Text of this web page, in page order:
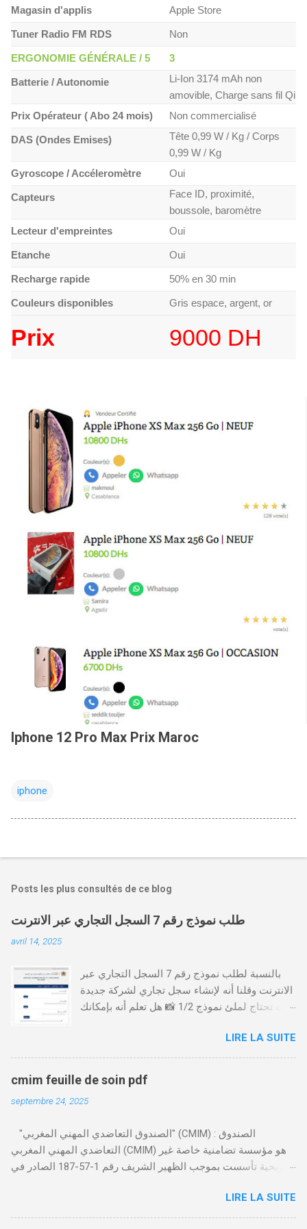
Magasin d'applis Apple Store
Tuner Radio FM RDS Non
ERGONOMIE GÉNÉRALE / 5 3
Batterie / Autonomie
Li-Ion 3174 mAh non
amovible, Charge sans fil Qi
Prix Opérateur ( Abo 24 mois)
Non commercialisé
DAS (Ondes Emises)
Tête 0,99 W / Kg / Corps
0,99 W / Kg
Gyroscope / Accéleromètre
Oui
Capteurs
Face ID, proximité,
boussole, baromètre
Lecteur d'empreintes
Oui
Etanche Oui
Recharge rapide 50% en 30 min
Couleurs disponibles Gris espace, argent, or
Prix 9000 DH
Iphone 12 Pro Max Prix Maroc
iphone
Posts les plus consultés de ce blog
طلب نموذج رقم 7 السجل التجاري عبر الانترنت
avril 14, 2025
بالنسبة لطلب نموذج رقم 7 السجل التجاري عبر
الانترنت وقلنا أنه لإنشاء سجل تجاري لشركة جديدة
أنت تحتاج لملئ نموذج 1/2 📸 هل تعلم أنه بإمكانك
من خلال الموقع التابع لوزارة العدل، بدون الحاجة
للتنقل للمحكمة التجارية
https://servicesenligne.justice.gov.ma كيفية
طلب النموذجين 7 و 9 من الإنترنت في المغرب .
الخطوات: الدخول إلى موقع المحاكم-
المعلومات الشخصية إضافة معلومات الطالب .
دفع واجب الأداء 20 درهم عن طريق البطاقة
البنكية. تأكيد العملية . استلام النموذج في مدة
LIRE LA SUITE
cmim feuille de soin pdf
septembre 24, 2025
"الصندوق التعاضدي المهني المغربي" (CMIM) : الصندوق
التعاضدي المهني المغربي (CMIM) هو مؤسسة تضامنية خاصة غير
ربحية تأسست بموجب الظهير الشريف رقم 1-57-187 الصادر في
المهنية لفائدة الأجراء والعاملين في مختلف المقاولات المغربية. تدير
CMIM شبكة واسعة من المنخرطين وتعمل على تقديم تغطية صحية
LIRE LA SUITE